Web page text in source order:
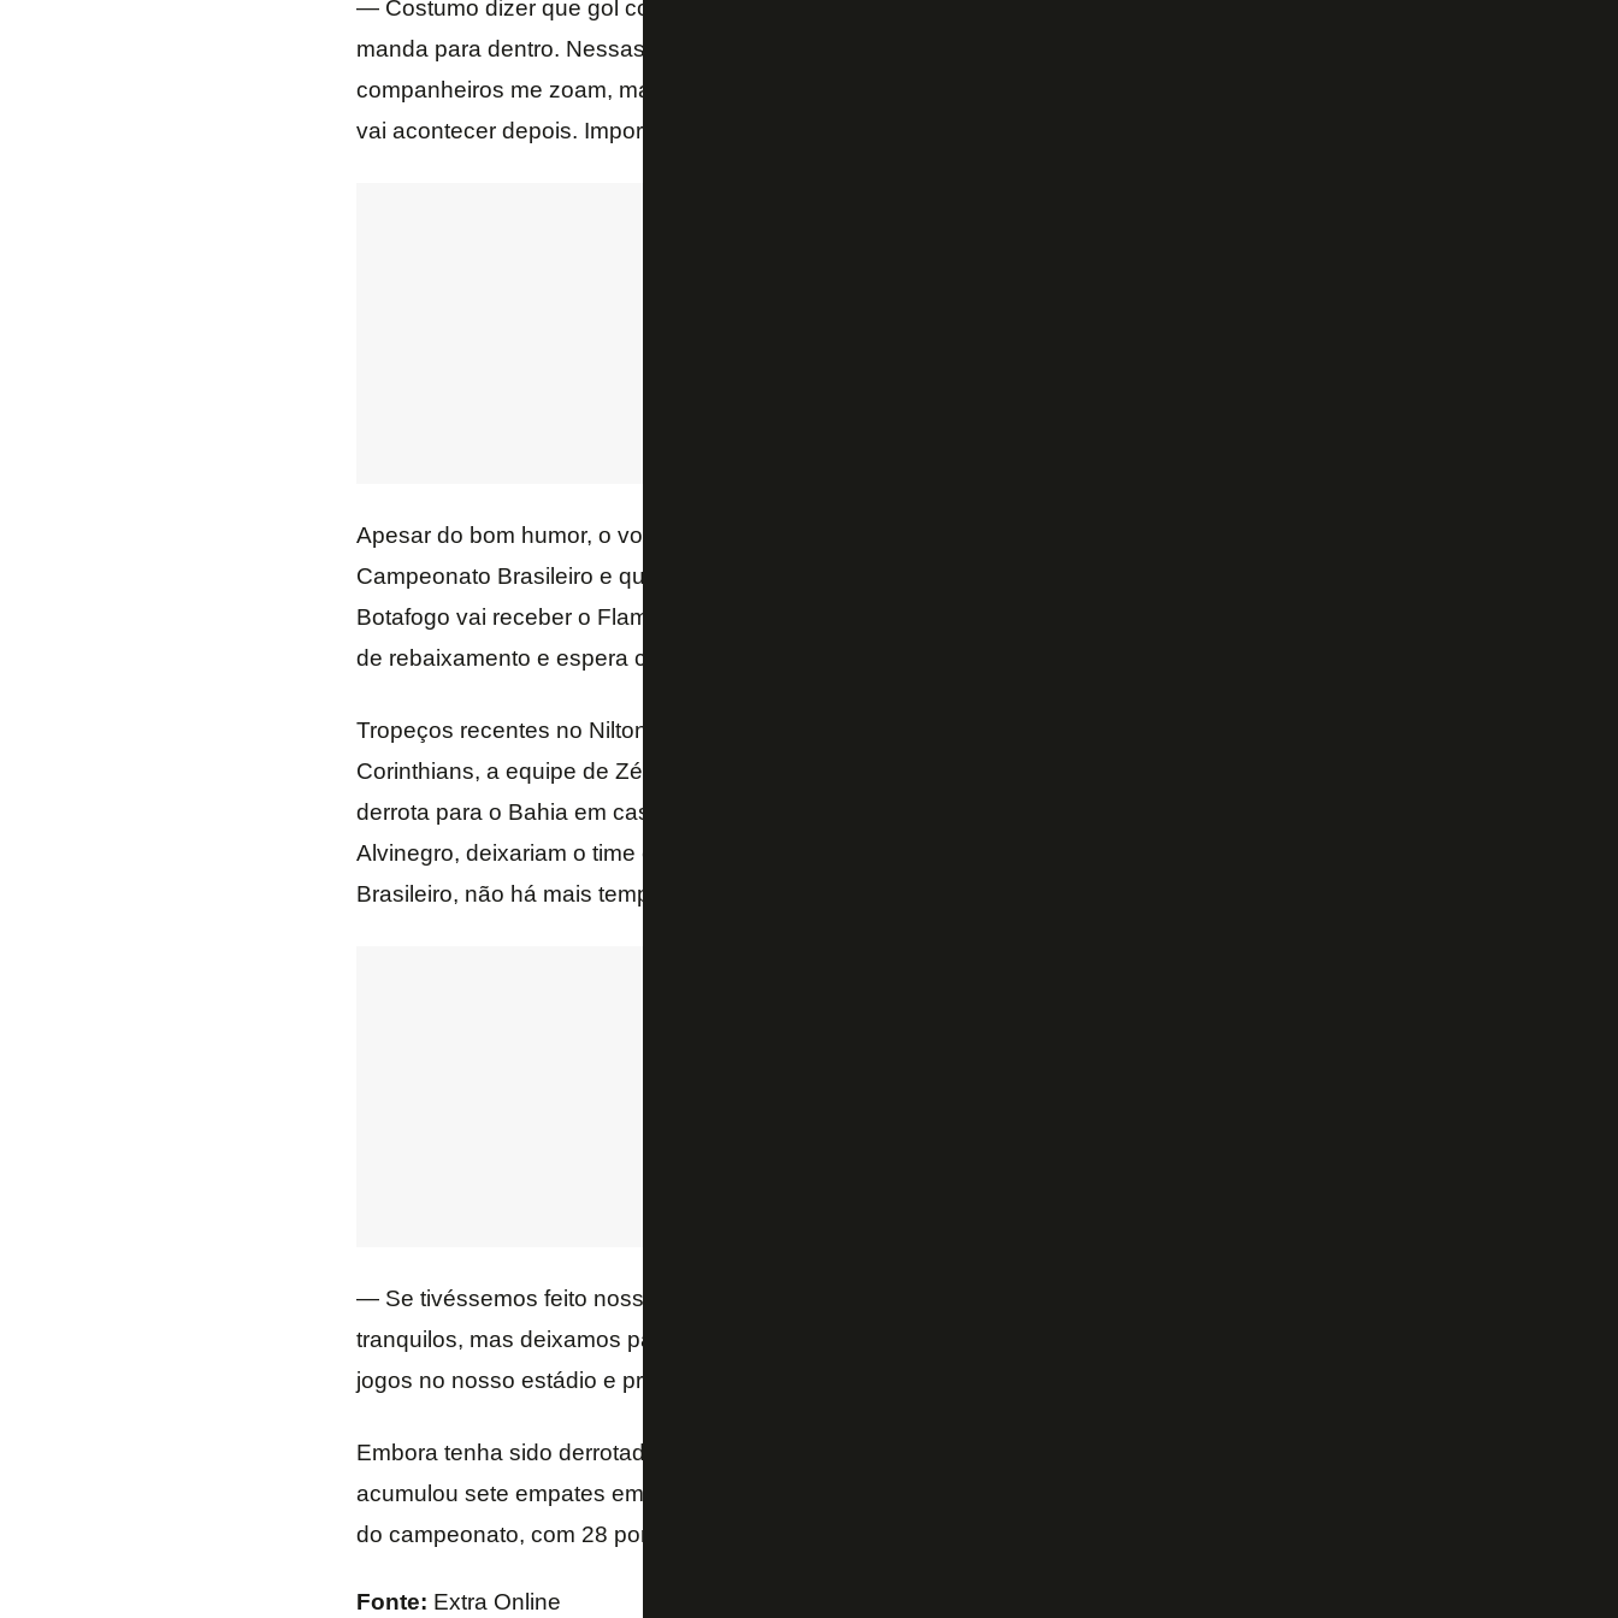
— Costumo dizer que gol contra é quando a bola não toca em ninguém e o adversário
manda para dentro. Nessas duas eu toquei primeiro — defendeu-se Lindoso: — Os
companheiros me zoam, mas eu tomei a iniciativa de estar ali, o que determina o que
vai acontecer depois. Importante que está anotado lá que o gol foi meu (risos).
Apesar do bom humor, o volante sabe que o Alvinegro vive momento decisivo no
Campeonato Brasileiro e que gols — feitos de qualquer maneira — são bem-vindos. O
Botafogo vai receber o Flamengo neste sábado apenas quatro pontos à frente da zona
de rebaixamento e espera conseguir valer sua força jogando em casa.
Tropeços recentes no Nilton Santos ainda não foram esquecidos. Antes de vencer o
Corinthians, a equipe de Zé Ricardo veio de empates contra São Paulo e Vasco, e
derrota para o Bahia em casa. Resultados que, se tivessem sido mais favoráveis ao
Alvinegro, deixariam o time em outro patamar. Restando seis rodadas para o fim do
Brasileiro, não há mais tempo para perder chances de se afastar do Z-4.
— Se tivéssemos feito nosso dever de casa, escaparíamos dessa situação bem
tranquilos, mas deixamos passar — comentou Lindoso: — Agora, temos mais três
jogos no nosso estádio e precisamos cumprir o nosso papel.
Embora tenha sido derrotado apenas duas vezes no Nilton Santos, o Botafogo
acumulou sete empates em casa e faz apenas a14º melhor campanha de mandante
do campeonato, com 28 pontos somados em 16 partidas.
Fonte: Extra Online